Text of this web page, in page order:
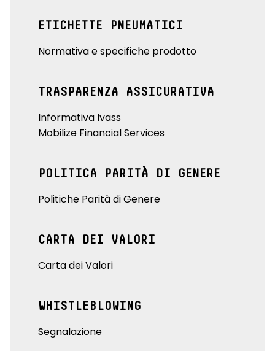
ETICHETTE PNEUMATICI
Normativa e specifiche prodotto
TRASPARENZA ASSICURATIVA
Informativa Ivass
Mobilize Financial Services
POLITICA PARITÀ DI GENERE
Politiche Parità di Genere
CARTA DEI VALORI
Carta dei Valori
WHISTLEBLOWING
Segnalazione